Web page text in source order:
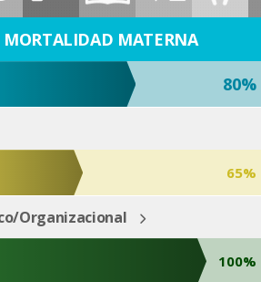
ENG
MORTALIDAD MATERNA
80%
65%
Organizacional
100%